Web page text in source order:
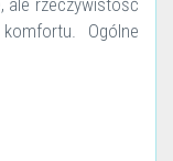
ale rzeczywistość
Ogólne